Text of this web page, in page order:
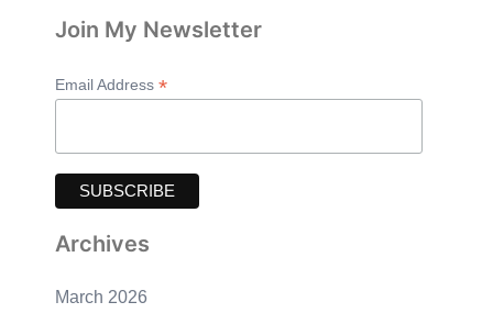
Join My Newsletter
Email Address *
Archives
March 2026